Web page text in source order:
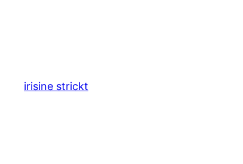
irisine strickt